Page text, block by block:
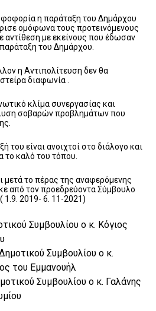
η παράταξη του Δημάρχου
ομόφωνα τους προτεινόμενους
αντίθεση με εκείνους που έδωσαν
του Δημάρχου.
η Αντιπολίτευση δεν θα
διαφωνία .
κλίμα συνεργασίας και
σοβαρών προβλημάτων που
του είναι ανοιχτοί στο διάλογο και
το καλό του τόπου.
μετά το πέρας της αναφερόμενης
από τον προεδρεύοντα Σύμβουλο
1.9. 2019- 6. 11-2021)
Συμβουλίου ο κ. Κόγιος
Συμβουλίου ο κ.
του Εμμανουήλ
Συμβουλίου ο κ. Γαλάνης